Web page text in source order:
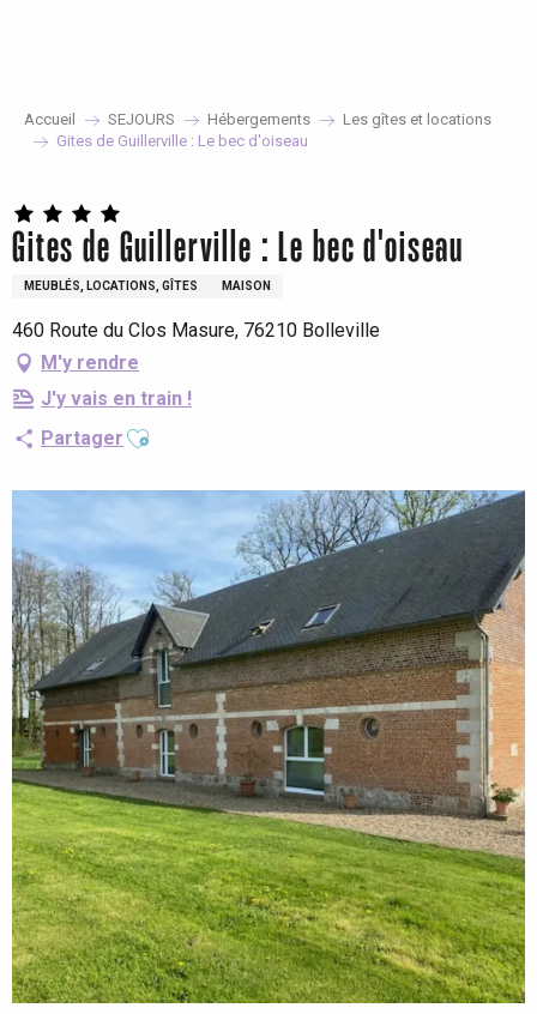
Accueil SEJOURS Hébergements
Les gîtes et locations
Gites de Guillerville : Le bec d'oiseau
Gites de Guillerville : Le bec d'oiseau
MEUBLÉS, LOCATIONS, GÎTES MAISON
460 Route du Clos Masure, 76210 Bolleville
M'y rendre
J'y vais en train !
Partager Ajouter aux favoris